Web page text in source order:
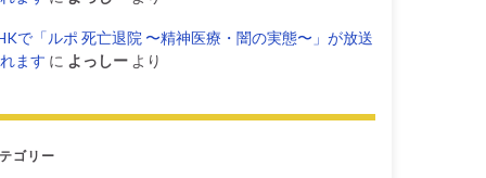
で「ルポ 死亡退院 〜精神医療・闇の実態〜」が放送
ます に よっしー より
ゴリー